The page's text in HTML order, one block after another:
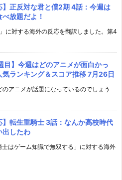
】正反対な君と僕2期 4話：今週は
放題だよ！
に対する海外の反応を翻訳しました。第4
目】今週はどのアニメが面白かっ
気ランキング＆スコア推移 7月26日
のアニメが話題になっているのでしょう
】転生重騎士 3話：なんか高校時代
出したわ
はゲーム知識で無双する」に対する海外